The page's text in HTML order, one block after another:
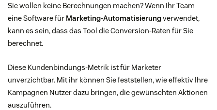
Sie wollen keine Berechnungen machen? Wenn Ihr Team
eine Software für Marketing-Automatisierungverwendet,
kann es sein, dass das Tool die Conversion-Raten für Sie
berechnet.
Diese Kundenbindungs-Metrik ist für Marketer
unverzichtbar. Mit ihr können Sie feststellen, wie effektiv Ihre
Kampagnen Nutzer dazu bringen, die gewünschten Aktionen
auszuführen.